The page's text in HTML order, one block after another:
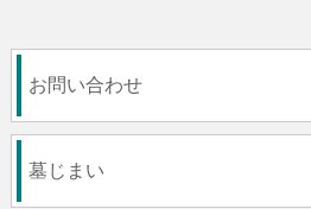
お問い合わせ
墓じまい